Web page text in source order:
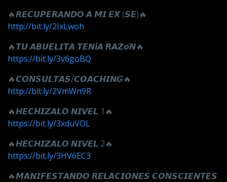
🔥𝙍𝙀𝘾𝙐𝙋𝙀𝙍𝘼𝙉𝘿𝙊 𝘼 𝙈𝙄 𝙀𝙓 (𝙎𝙀)🔥
http://bit.ly/2IxLwoh
🔥𝙏𝙐 𝘼𝘽𝙐𝙀𝙇𝙄𝙏𝘼 𝙏𝙀𝙉𝙞́𝘼 𝙍𝘼𝙕𝙤́𝙉🔥
https://bit.ly/3v6goBQ
🔥𝘾𝙊𝙉𝙎𝙐𝙇𝙏𝘼𝙎/𝘾𝙊𝘼𝘾𝙃𝙄𝙉𝙂🔥
http://bit.ly/2VmWn9R
🔥𝙃𝙀𝘾𝙃𝙄𝙕𝘼𝙇𝙊 𝙉𝙄𝙑𝙀𝙇 1🔥
https://bit.ly/3xduVOL
🔥𝙃𝙀𝘾𝙃𝙄𝙕𝘼𝙇𝙊 𝙉𝙄𝙑𝙀𝙇 2🔥
https://bit.ly/3HV6EC3
🔥𝙈𝘼𝙉𝙄𝙁𝙀𝙎𝙏𝘼𝙉𝘿𝙊 𝙍𝙀𝙇𝘼𝘾𝙄𝙊𝙉𝙀𝙎 𝘾𝙊𝙉𝙎𝘾𝙄𝙀𝙉𝙏𝙀𝙎